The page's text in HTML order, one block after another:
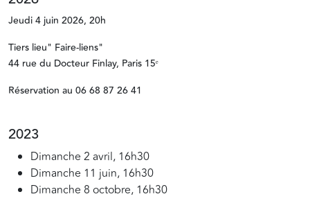
Jeudi 4 juin 2026, 20h
Tiers lieu" Faire-liens"
44 rue du Docteur Finlay, Paris 15ᵉ
Réservation au 06 68 87 26 41
2023
Dimanche 2 avril, 16h30
Dimanche 11 juin, 16h30
Dimanche 8 octobre, 16h30